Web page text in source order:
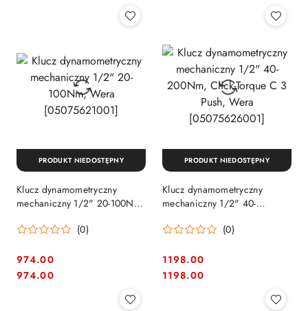
Klucz dynamometryczny
mechaniczny 1/2" 20-100Nm,
(0)
Cena:
974.00
Cena:
974.00
PRODUKT NIEDOSTĘPNY
Klucz dynamometryczny
mechaniczny 1/2" 40-
Push, Wera [05075626001]
(0)
Cena:
1198.00
Cena:
1198.00
PRODUKT NIEDOSTĘPNY